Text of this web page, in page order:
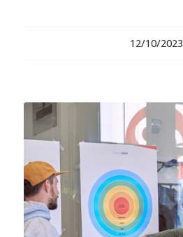
12/10/2023